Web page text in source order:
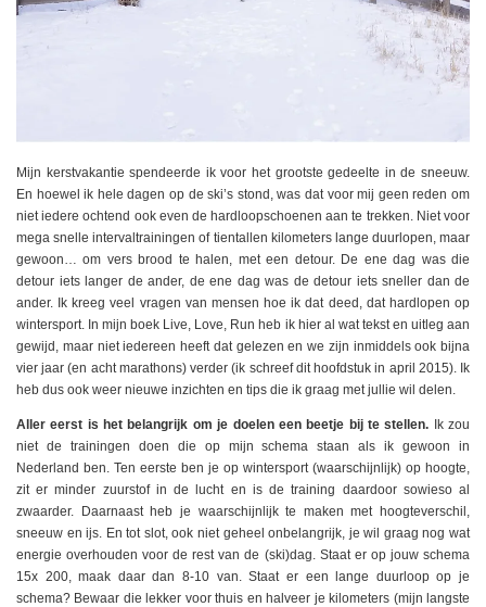
Mijn kerstvakantie spendeerde ik voor het grootste gedeelte in de sneeuw.
En hoewel ik hele dagen op de ski’s stond, was dat voor mij geen reden om
niet iedere ochtend ook even de hardloopschoenen aan te trekken. Niet voor
mega snelle intervaltrainingen of tientallen kilometers lange duurlopen, maar
gewoon… om vers brood te halen, met een detour. De ene dag was die
detour iets langer de ander, de ene dag was de detour iets sneller dan de
ander. Ik kreeg veel vragen van mensen hoe ik dat deed, dat hardlopen op
wintersport. In mijn boek Live, Love, Run heb ik hier al wat tekst en uitleg aan
gewijd, maar niet iedereen heeft dat gelezen en we zijn inmiddels ook bijna
vier jaar (en acht marathons) verder (ik schreef dit hoofdstuk in april 2015). Ik
heb dus ook weer nieuwe inzichten en tips die ik graag met jullie wil delen.
Aller eerst is het belangrijk om je doelen een beetje bij te stellen. Ik zou
niet de trainingen doen die op mijn schema staan als ik gewoon in
Nederland ben. Ten eerste ben je op wintersport (waarschijnlijk) op hoogte,
zit er minder zuurstof in de lucht en is de training daardoor sowieso al
zwaarder. Daarnaast heb je waarschijnlijk te maken met hoogteverschil,
sneeuw en ijs. En tot slot, ook niet geheel onbelangrijk, je wil graag nog wat
energie overhouden voor de rest van de (ski)dag. Staat er op jouw schema
15x 200, maak daar dan 8-10 van. Staat er een lange duurloop op je
schema? Bewaar die lekker voor thuis en halveer je kilometers (mijn langste